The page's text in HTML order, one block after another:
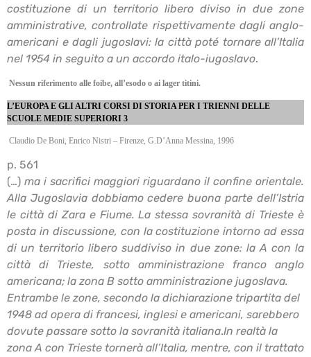
costituzione di un territorio libero diviso in due zone
amministrative, controllate rispettivamente dagli anglo-
americani e dagli jugoslavi: la città poté tornare all’Italia
nel 1954 in seguito a un accordo italo-iugoslavo.
Nessun riferimento alle foibe, all’esodo o ai lager titini.
L’EUROPA E GLI ALTRI CORSI DI STORIA PER I TRIENNI DELLE
SCUOLE MEDIE SUPERIORI 3
Claudio De Boni, Enrico Nistri – Firenze, G.D’Anna Messina, 1996
p. 561
(…) ma i sacrifici maggiori riguardano il confine orientale.
Alla Jugoslavia dobbiamo cedere buona parte dell’Istria
le città di Zara e Fiume. La stessa sovranità di Trieste è
posta in discussione, con la costituzione intorno ad essa
di un territorio libero suddiviso in due zone: la A con la
città di Trieste, sotto amministrazione franco anglo
americana; la zona B sotto amministrazione jugoslava.
Entrambe le zone, secondo la dichiarazione tripartita del
1948 ad opera di francesi, inglesi e americani, sarebbero
dovute passare sotto la sovranità italiana.In realtà la
zona A con Trieste tornerà all’Italia, mentre, con il trattato